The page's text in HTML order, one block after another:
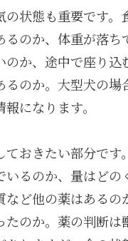
の状態も重要です。
のか、体重が落ち
のか、途中で座り込
るのか。大型犬の場
になります。
ておきたい部分です
いるのか、量はどの
など他の薬はあるの
たのか。薬の判断は